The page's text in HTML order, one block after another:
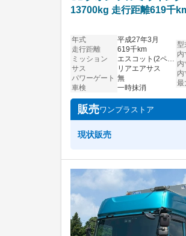
13700kg 走行距離619千
年式
平成27年3月
走行距離
619千km
ミッション
エスコット(2ペダル)
サス
リアエアサス
パワーゲート 無
車検
一時抹消
型
内
内
内
最
販売ワンプラストア
現状販売